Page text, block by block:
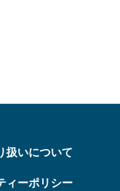
扱いについて
ィーポリシー